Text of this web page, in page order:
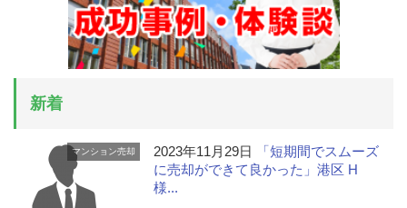
新着
マンション売却 2023年11月29日
「短期間でスムーズ
に売却ができて良かった」港区 H
様...